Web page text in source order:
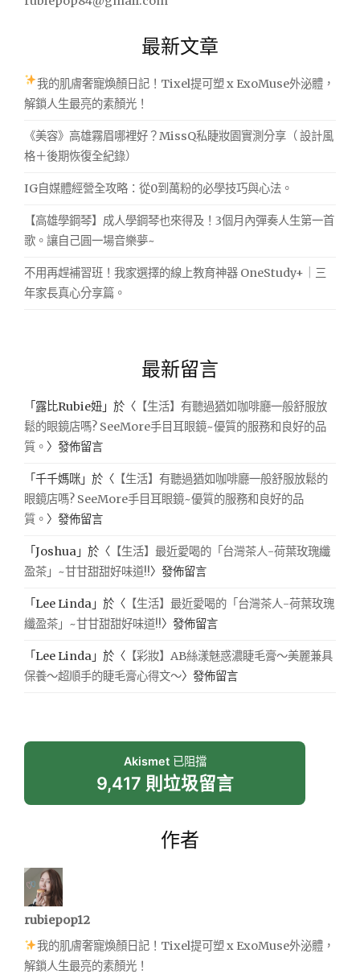
最新文章
我的肌膚奢寵煥顏日記！Tixel提可塑 x ExoMuse外泌體，
解鎖人生最亮的素顏光！
《美容》高雄霧眉哪裡好？MissQ私睫妝園實測分享（ 設計風
格＋後期恢復全紀錄）
IG自媒體經營全攻略：從0到萬粉的必學技巧與心法。
【高雄學鋼琴】成人學鋼琴也來得及！3個月內彈奏人生第一首
歌。讓自己圓一場音樂夢~
不用再趕補習班！我家選擇的線上教育神器 OneStudy+｜三
年家長真心分享篇。
最新留言
「 露比Rubie妞 」於〈 【生活】有聽過猶如咖啡廳一般舒服放
鬆的眼鏡店嗎? SeeMore手目耳眼鏡~優質的服務和良好的品
質。 〉發佈留言
「千千媽咪 」於〈 【生活】有聽過猶如咖啡廳一般舒服放鬆的
眼鏡店嗎? SeeMore手目耳眼鏡~優質的服務和良好的品
質。 〉發佈留言
「Joshua 」於〈 【生活】最近愛喝的「台灣茶人-荷葉玫瑰纖
盈茶」~甘甘甜甜好味道!!〉發佈留言
「Lee Linda 」於〈 【生活】最近愛喝的「台灣茶人-荷葉玫瑰
纖盈茶」~甘甘甜甜好味道!!〉發佈留言
「Lee Linda 」於〈 【彩妝】AB絲漾魅惑濃睫毛膏～美麗兼具
保養～超順手的睫毛膏心得文～〉發佈留言
Akismet已阻擋
9,417 則垃圾留言
作者
rubiepop12
我的肌膚奢寵煥顏日記！Tixel提可塑 x ExoMuse外泌體，
解鎖人生最亮的素顏光！